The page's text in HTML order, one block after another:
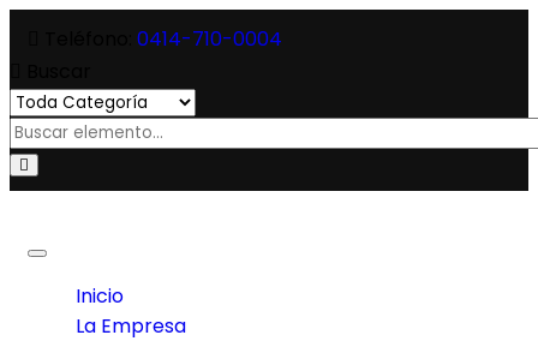
0414-710-0004
Toggle
navigation
Inicio
La Empresa